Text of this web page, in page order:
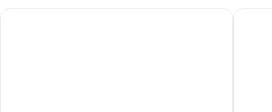
Capital O Hotel Diez